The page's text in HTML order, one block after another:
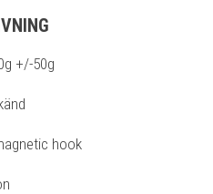
+/-50g
hook